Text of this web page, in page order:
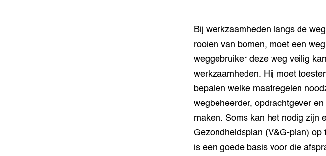
Bij werkzaamheden langs de
rooien van bomen, moet een
weggebruiker deze weg veilig
werkzaamheden. Hij moet
bepalen welke maatregelen
wegbeheerder, opdrachtgever
maken. Soms kan het nodig zijn
Gezondheidsplan (V&G-plan) op
is een goede basis voor die